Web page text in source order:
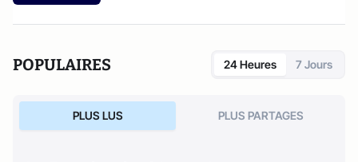
POPULAIRES 24 Heures 7 Jours
PLUS LUS PLUS PARTAGES